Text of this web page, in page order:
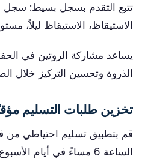
تتبع التقدم بسجل بسيط: سجل
الاستيقاظ، الاستيقاظ ليلاً،
يساعد مشاركة الروتين في
الذروة وتحسين التركيز خلال
تخزين طلبات التسليم
قم بتطبيق تسليم احتياطي
الساعة 6 مساءً في أيام